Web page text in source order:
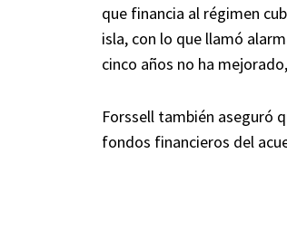
que financia al régimen
isla, con lo que llamó
cinco años no ha
Forssell también aseguró
fondos financieros del